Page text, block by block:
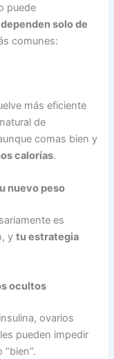
puede
solo de
comunes:
más eficiente
de
comas bien y
calorías.
nuevo peso
es
ytu estrategia
ocultos
ovarios
pueden impedir